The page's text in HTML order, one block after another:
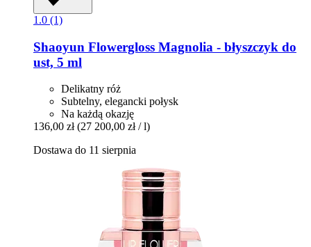
1.0 (1)
Shaoyun Flowergloss Magnolia -​ błyszczyk do
ust, 5 ml
Delikatny róż
Subtelny, elegancki połysk
Na każdą okazję
136,00 zł (27 200,00 zł / l)
Dostawa do 11 sierpnia